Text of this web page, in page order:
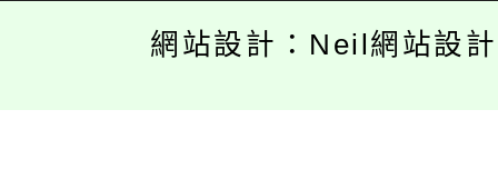
網站設計：Neil網站設